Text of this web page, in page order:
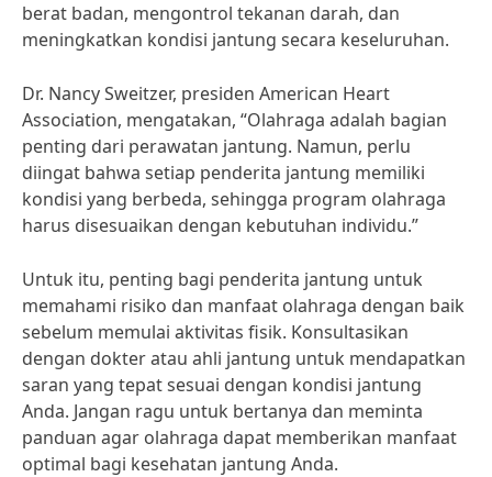
berat badan, mengontrol tekanan darah, dan
meningkatkan kondisi jantung secara keseluruhan.
Dr. Nancy Sweitzer, presiden American Heart
Association, mengatakan, “Olahraga adalah bagian
penting dari perawatan jantung. Namun, perlu
diingat bahwa setiap penderita jantung memiliki
kondisi yang berbeda, sehingga program olahraga
harus disesuaikan dengan kebutuhan individu.”
Untuk itu, penting bagi penderita jantung untuk
memahami risiko dan manfaat olahraga dengan baik
sebelum memulai aktivitas fisik. Konsultasikan
dengan dokter atau ahli jantung untuk mendapatkan
saran yang tepat sesuai dengan kondisi jantung
Anda. Jangan ragu untuk bertanya dan meminta
panduan agar olahraga dapat memberikan manfaat
optimal bagi kesehatan jantung Anda.